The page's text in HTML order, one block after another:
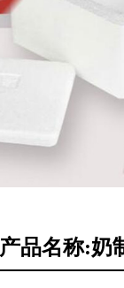
产品名称:奶